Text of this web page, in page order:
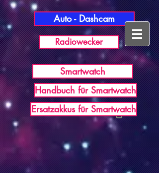
USB Germany
Auto - Dashcam
Radiowecker
Smartwatch
Handbuch für Smartwatch
Ersatzakkus für Smartwatch